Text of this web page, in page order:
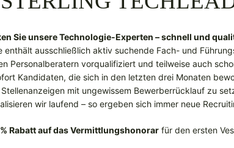
Sie unsere Technologie-Experten – schnell und
enthält ausschließlich aktiv suchende Fach- und
Personalberatern vorqualifiziert und teilweise auch
Kandidaten, die sich in den letzten drei Monaten
Stellenanzeigen mit ungewissem Bewerberrücklauf zu
wir laufend – so ergeben sich immer neue
Rabatt auf das Vermittlungshonorarfür den ersten